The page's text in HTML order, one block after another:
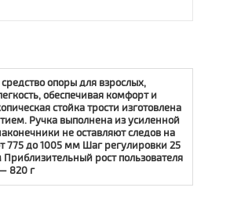
опоры для взрослых,
обеспечивая комфорт и
стойка трости изготовлена
Ручка выполнена из усиленной
не оставляют следов на
775 до 1005 мм Шаг регулировки 25
рост пользователя
820 г